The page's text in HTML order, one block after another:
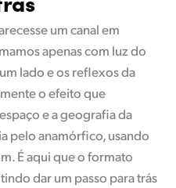
um canal em
apenas com luz do
lado e os reflexos da
o efeito que
e a geografia da
pelo anamórfico, usando
É aqui que o formato
dar um passo para trás